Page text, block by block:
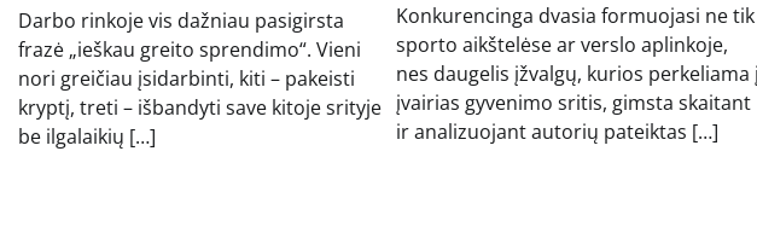
Darbo rinkoje vis dažniau pasigirsta
frazė „ieškau greito sprendimo“. Vieni
nori greičiau įsidarbinti, kiti – pakeisti
kryptį, treti – išbandyti save kitoje srityje
be ilgalaikių […]
Konkurencinga dvasia formuojasi ne tik
sporto aikštelėse ar verslo aplinkoje,
nes daugelis įžvalgų, kurios perkeliama į
įvairias gyvenimo sritis, gimsta skaitant
ir analizuojant autorių pateiktas […]